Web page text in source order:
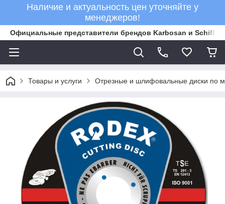
Наличие и актуальность цен уточняйте у
менеджеров!
Официальные представители брендов Karbosan и Schifler
Товары и услуги Отрезные и шлифовальные диски по